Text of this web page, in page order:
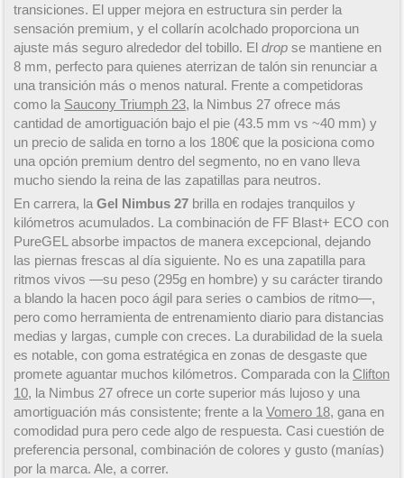
transiciones. El upper mejora en estructura sin perder la
sensación premium, y el collarín acolchado proporciona un
ajuste más seguro alrededor del tobillo. El drop se mantiene en
8 mm, perfecto para quienes aterrizan de talón sin renunciar a
una transición más o menos natural. Frente a competidoras
como la Saucony Triumph 23, la Nimbus 27 ofrece más
cantidad de amortiguación bajo el pie (43.5 mm vs ~40 mm) y
un precio de salida en torno a los 180€ que la posiciona como
una opción premium dentro del segmento, no en vano lleva
mucho siendo la reina de las zapatillas para neutros.
En carrera, la Gel Nimbus 27 brilla en rodajes tranquilos y
kilómetros acumulados. La combinación de FF Blast+ ECO con
PureGEL absorbe impactos de manera excepcional, dejando
las piernas frescas al día siguiente. No es una zapatilla para
ritmos vivos —su peso (295g en hombre) y su carácter tirando
a blando la hacen poco ágil para series o cambios de ritmo—,
pero como herramienta de entrenamiento diario para distancias
medias y largas, cumple con creces. La durabilidad de la suela
es notable, con goma estratégica en zonas de desgaste que
promete aguantar muchos kilómetros. Comparada con la Clifton
10, la Nimbus 27 ofrece un corte superior más lujoso y una
amortiguación más consistente; frente a la Vomero 18, gana en
comodidad pura pero cede algo de respuesta. Casi cuestión de
preferencia personal, combinación de colores y gusto (manías)
por la marca. Ale, a correr.